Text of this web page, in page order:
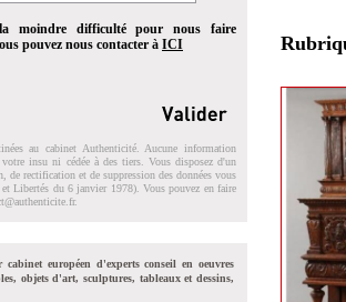
moindre difficulté pour nous faire
pouvez nous contacter à ICI
au cabinet Authenticité. Aucune information
votre insu ni cédée à des tiers. Vous disposez d'un
de rectification et de suppression des données vous
Libertés du 6 janvier 1978). Vous pouvez en faire
.
cabinet européen d'experts conseil en oeuvres
objets d'art, sculptures, tableaux et dessins,